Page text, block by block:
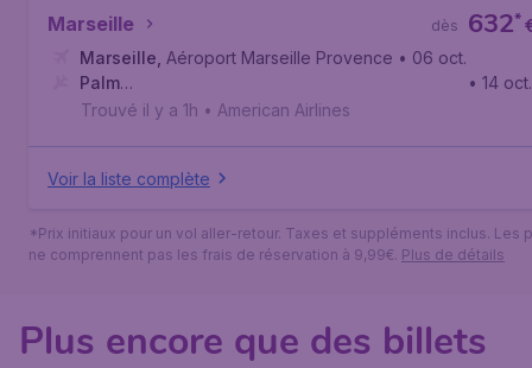
Marseille 632*
dès
Marseille Aéroport Marseille Provence • 06 oct.
Palm
Springs , Aéroport international de Palm Springs
• 14 oct.
Trouvé il y a 1h • American Airlines
Voir la liste complète
*Prix initiaux pour un vol aller-retour. Taxes et suppléments inclus. Les
ne comprennent pas les frais de réservation à 9,99€. Plus de détails
Plus encore que des billets